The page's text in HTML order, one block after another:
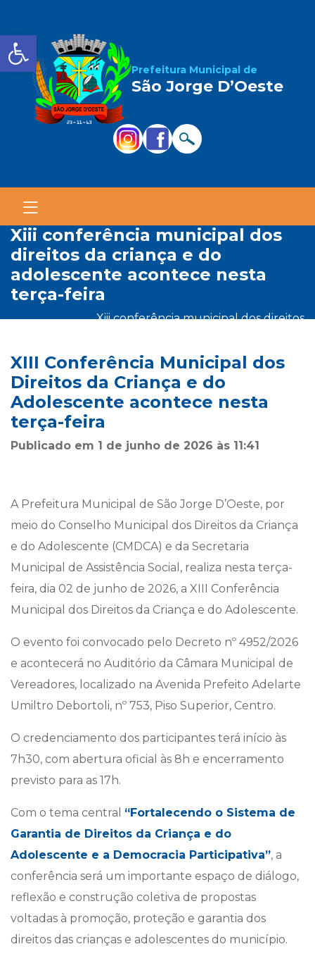
Barra de Ferramentas
Prefeitura Municipal de
São Jorge D’Oeste
xiii conferência municipal dos
direitos da criança e do
adolescente acontece nesta
terça-feira
xiii conferência municipal dos direitos
acontece nesta terça-feira
XIII Conferência Municipal dos
Direitos da Criança e do
Adolescente acontece nesta
terça-feira
Publicado em 1 de junho de 2026 às 11:41
A Prefeitura Municipal de São Jorge D’Oeste, por
meio do Conselho Municipal dos Direitos da Criança
e do Adolescente (CMDCA) e da Secretaria
Municipal de Assistência Social, realiza nesta terça-
feira, dia 02 de junho de 2026, a XIII Conferência
Municipal dos Direitos da Criança e do Adolescente.
O evento foi convocado pelo Decreto nº 4952/2026
e acontecerá no Auditório da Câmara Municipal de
Vereadores, localizado na Avenida Prefeito Adelarte
Umiltro Debortoli, nº 753, Piso Superior, Centro.
O credenciamento dos participantes terá início às
7h30, com abertura oficial às 8h e encerramento
previsto para as 17h.
Com o tema central “Fortalecendo o Sistema de
Garantia de Direitos da Criança e do
Adolescente e a Democracia Participativa”, a
conferência será um importante espaço de diálogo,
reflexão e construção coletiva de propostas
voltadas à promoção, proteção e garantia dos
direitos das crianças e adolescentes do município.